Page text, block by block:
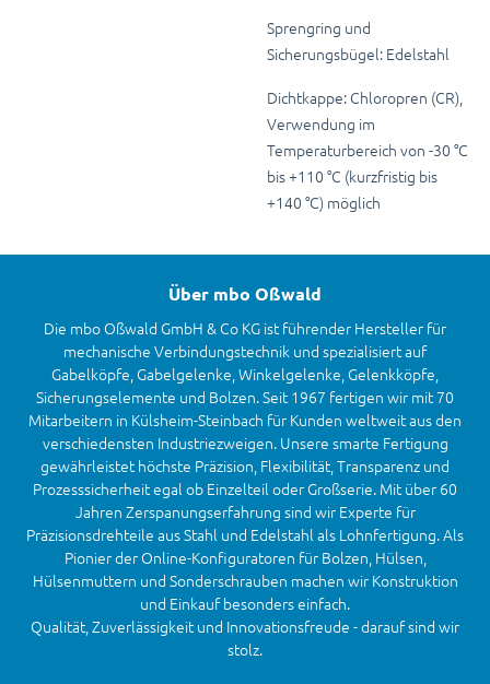
Sprengring und
Sicherungsbügel: Edelstahl
Dichtkappe: Chloropren (CR),
Verwendung im
Temperaturbereich von -30 °C
bis +110 °C (kurzfristig bis
+140 °C) möglich
Über mbo Oßwald
Die mbo Oßwald GmbH & Co KG ist führender Hersteller für
mechanische Verbindungstechnik und spezialisiert auf
Gabelköpfe, Gabelgelenke, Winkelgelenke, Gelenkköpfe,
Sicherungselemente und Bolzen. Seit 1967 fertigen wir mit 70
Mitarbeitern in Külsheim-Steinbach für Kunden weltweit aus den
verschiedensten Industriezweigen. Unsere smarte Fertigung
gewährleistet höchste Präzision, Flexibilität, Transparenz und
Prozesssicherheit egal ob Einzelteil oder Großserie. Mit über 60
Jahren Zerspanungserfahrung sind wir Experte für
Präzisionsdrehteile aus Stahl und Edelstahl als Lohnfertigung. Als
Pionier der Online-Konfiguratoren für Bolzen, Hülsen,
Hülsenmuttern und Sonderschrauben machen wir Konstruktion
und Einkauf besonders einfach.
Qualität, Zuverlässigkeit und Innovationsfreude - darauf sind wir
stolz.